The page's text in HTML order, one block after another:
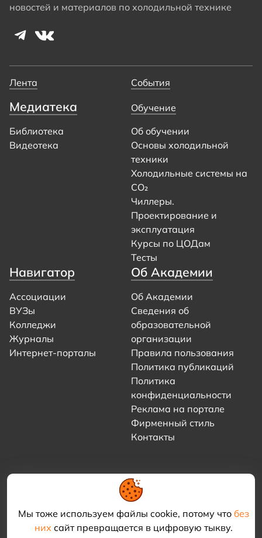
Мы тоже используем файлы cookie, потому что без
нихсайт превращается в цифровую тыкву.
новостей и материалов по холодильной технике
Лента События
Медиатека
Библиотека
Видеотека
Обучение
Об обучении
Основы холодильной
техники
Холодильные системы на
CO₂
Чиллеры.
Проектирование и
эксплуатация
Курсы по ЦОДам
Тесты
Навигатор
Ассоциации
ВУЗы
Колледжи
Журналы
Интернет-порталы
Об Академии
Об Академии
Сведения об
образовательной
организации
Правила пользования
Политика публикаций
Политика
конфиденциальности
Реклама на портале
Фирменный стиль
Контакты